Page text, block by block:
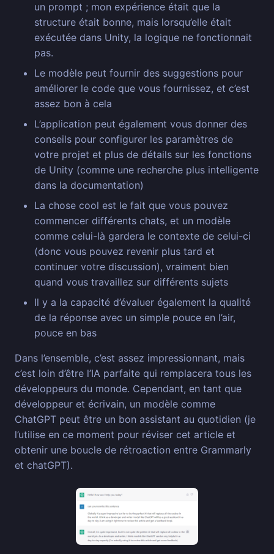
un prompt ; mon expérience était que la
structure était bonne, mais lorsqu’elle était
exécutée dans Unity, la logique ne fonctionnait
pas.
Le modèle peut fournir des suggestions pour
améliorer le code que vous fournissez, et c’est
assez bon à cela
L’application peut également vous donner des
conseils pour configurer les paramètres de
votre projet et plus de détails sur les fonctions
de Unity (comme une recherche plus intelligente
dans la documentation)
La chose cool est le fait que vous pouvez
commencer différents chats, et un modèle
comme celui-là gardera le contexte de celui-ci
(donc vous pouvez revenir plus tard et
continuer votre discussion), vraiment bien
quand vous travaillez sur différents sujets
Il y a la capacité d’évaluer également la qualité
de la réponse avec un simple pouce en l’air,
pouce en bas
Dans l’ensemble, c’est assez impressionnant, mais
c’est loin d’être l’IA parfaite qui remplacera tous les
développeurs du monde. Cependant, en tant que
développeur et écrivain, un modèle comme
ChatGPT peut être un bon assistant au quotidien (je
l’utilise en ce moment pour réviser cet article et
obtenir une boucle de rétroaction entre Grammarly
et chatGPT).